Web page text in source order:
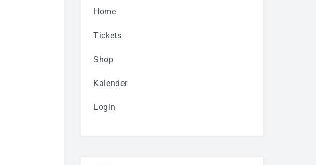
Home
Tickets
Shop
Kalender
Login